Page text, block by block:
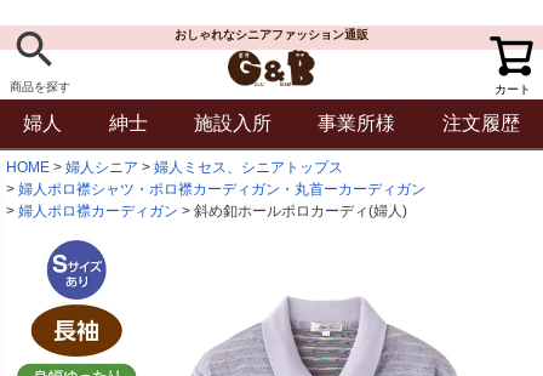
商品を探す
おしゃれなシニアファッション通販
カート
婦人 紳士 施設入所 事業所様 注文履歴
HOME 婦人シニア
婦人ミセス、シニアトップス
婦人ポロ襟シャツ・ポロ襟カーディガン・丸首ーカーディガン
婦人ポロ襟カーディガン
斜め釦ホールポロカーディ(婦人)